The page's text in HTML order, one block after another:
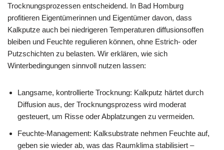
Trocknungsprozessen entscheidend. In Bad Homburg
profitieren Eigentümerinnen und Eigentümer davon, dass
Kalkputze auch bei niedrigeren Temperaturen diffusionsoffen
bleiben und Feuchte regulieren können, ohne Estrich- oder
Putzschichten zu belasten. Wir erklären, wie sich
Winterbedingungen sinnvoll nutzen lassen:
Langsame, kontrollierte Trocknung: Kalkputz härtet durch
Diffusion aus, der Trocknungsprozess wird moderat
gesteuert, um Risse oder Abplatzungen zu vermeiden.
Feuchte-Management: Kalksubstrate nehmen Feuchte auf,
geben sie wieder ab, was das Raumklima stabilisiert –